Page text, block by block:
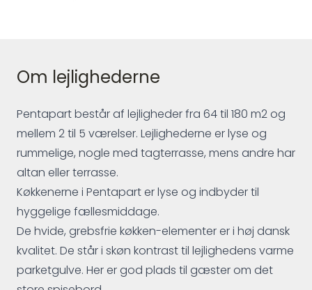
Om lejlighederne
Pentapart består af lejligheder fra 64 til 180 m2 og
mellem 2 til 5 værelser. Lejlighederne er lyse og
rummelige, nogle med tagterrasse, mens andre har
altan eller terrasse.
Køkkenerne i Pentapart er lyse og indbyder til
hyggelige fællesmiddage.
De hvide, grebsfrie køkken-elementer er i høj dansk
kvalitet. De står i skøn kontrast til lejlighedens varme
parketgulve. Her er god plads til gæster om det